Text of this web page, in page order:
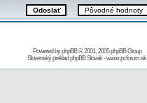
Powered byphpBB© 2001, 2005 phpBB Group
Slovenský preklad phpBB Slovak-www.pcforum.sk